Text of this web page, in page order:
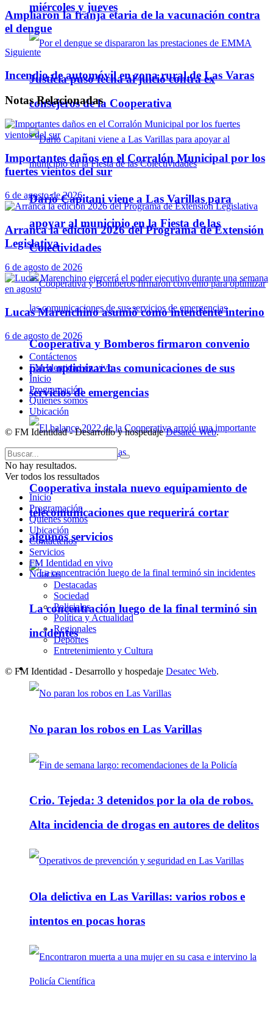
miércoles y jueves
Justicia puso fecha al juicio contra ex
consejeros de la Cooperativa
Darío Capitani viene a Las Varillas para
apoyar al municipio en la Fiesta de las
Colectividades
Cooperativa y Bomberos firmaron convenio
para optimizar las comunicaciones de sus
servicios de emergencias
Cooperativa instala nuevo equipamiento de
telecomunicaciones que requerirá cortar
algunos servicios
La concentración luego de la final terminó sin
incidentes
Policiales
No paran los robos en Las Varillas
Crio. Tejeda: 3 detenidos por la ola de robos.
Alta incidencia de drogas en autores de delitos
Ola delictiva en Las Varillas: varios robos e
intentos en pocas horas
Ampliaron la franja etaria de la vacunación contra
el dengue
Siguiente
Incendio de automóvil en zona rural de Las Varas
NotasRelacionadas
Importantes daños en el Corralón Municipal por los
fuertes vientos del sur
6 de agosto de 2026
Arranca la edición 2026 del Programa de Extensión
Legislativa
6 de agosto de 2026
Lucas Marenchino asumió como intendente interino
6 de agosto de 2026
Contáctenos
FM Identidad en vivo
Inicio
Programación
Quienes somos
Ubicación
© FM Identidad - Desarrollo y hospedajeDesatec Web.
No hay resultados.
Ver todos los ressultados
Inicio
Programación
Quienes somos
Ubicación
Contáctenos
Servicios
FM Identidad en vivo
Noticias
Destacadas
Sociedad
Policiales
Política y Actualidad
Regionales
Deportes
Entretenimiento y Cultura
© FM Identidad - Desarrollo y hospedaje Desatec Web.